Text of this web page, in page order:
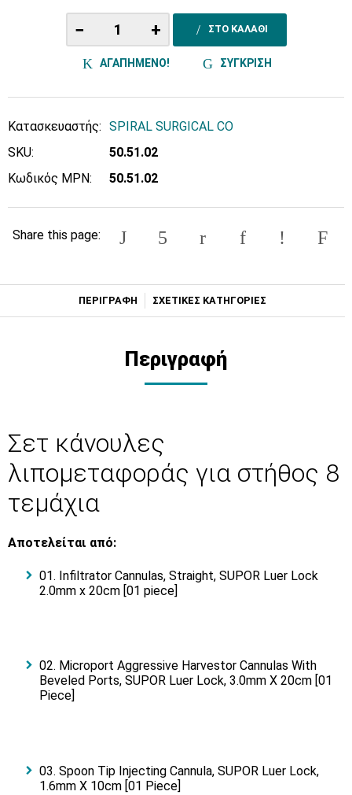
− + ΣΤΟ ΚΑΛΑΘΙ
ΑΓΑΠΗΜΕΝΟ! ΣΥΓΚΡΙΣΗ
Κατασκευαστής: SPIRAL SURGICAL CO
SKU:
50.51.02
Κωδικός MPN:
50.51.02
Share this page:
ΠΕΡΙΓΡΑΦΗ ΣΧΕΤΙΚΕΣ ΚΑΤΗΓΟΡΙΕΣ
Περιγραφή
Σετ κάνουλες
λιπομεταφοράς για στήθος 8
τεμάχια
Αποτελείται από:
01. Infiltrator Cannulas, Straight, SUPOR Luer Lock
2.0mm x 20cm [01 piece]
02. Microport Aggressive Harvestor Cannulas With
Beveled Ports, SUPOR Luer Lock, 3.0mm X 20cm [01
Piece]
03. Spoon Tip Injecting Cannula, SUPOR Luer Lock,
1.6mm X 10cm [01 Piece]